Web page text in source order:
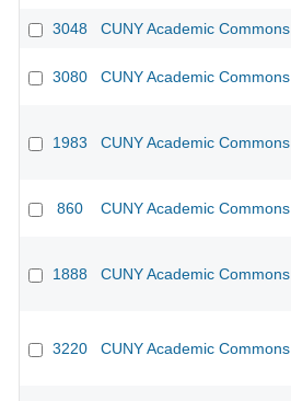
3048 CUNY Academic Commons
3080 CUNY Academic Commons
1983 CUNY Academic Commons
860 CUNY Academic Commons
1888 CUNY Academic Commons
3220 CUNY Academic Commons